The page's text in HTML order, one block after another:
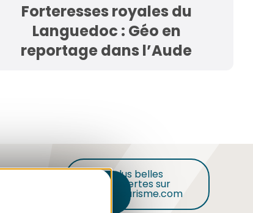
Forteresses royales du
Languedoc : Géo en
reportage dans l’Aude
Nos plus belles
découvertes sur
audetourisme.com